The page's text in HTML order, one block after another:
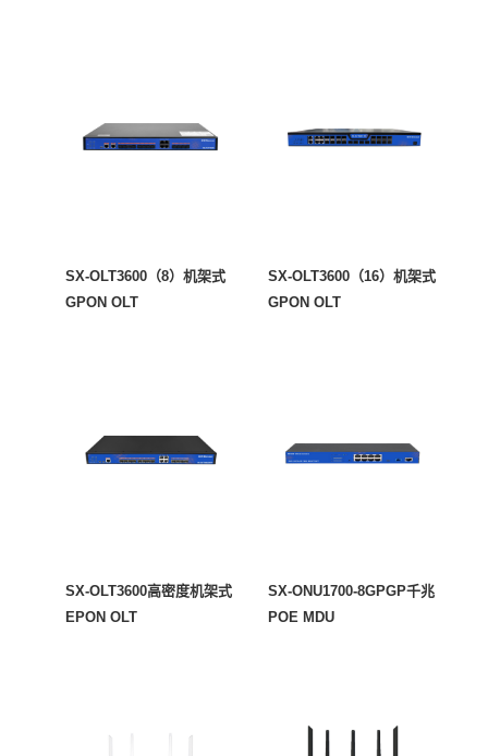
SX-OLT3600（8）机架式
GPON OLT
SX-OLT3600（16）机架式
GPON OLT
SX-OLT3600高密度机架式
EPON OLT
SX-ONU1700-8GPGP千兆
POE MDU